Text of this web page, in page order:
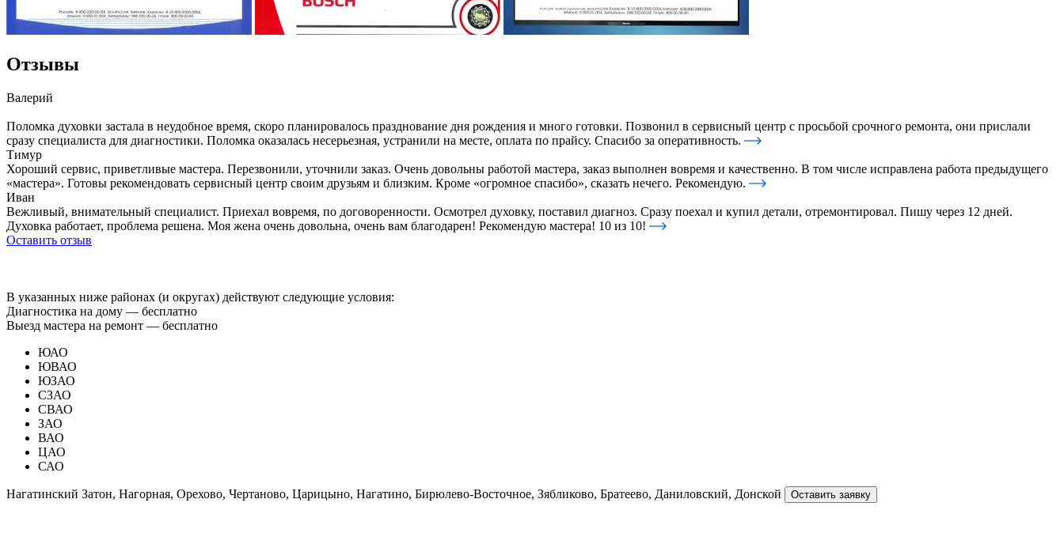
Отзывы
Валерий
Поломка духовки застала в неудобное время, скоро планировалось празднование дня рождения и много готовки. Позвонил в сервисный центр с просьбой срочного ремонта, они прислали
сразу специалиста для диагностики. Поломка оказалась несерьезная, устранили на месте, оплата по прайсу. Спасибо за оперативность.
Тимур
Хороший сервис, приветливые мастера. Перезвонили, уточнили заказ. Очень довольны работой мастера, заказ выполнен вовремя и качественно. В том числе исправлена работа предыдущего
«мастера». Готовы рекомендовать сервисный центр своим друзьям и близким. Кроме «огромное спасибо», сказать нечего. Рекомендую.
Иван
Вежливый, внимательный специалист. Приехал вовремя, по договоренности. Осмотрел духовку, поставил диагноз. Сразу поехал и купил детали, отремонтировал. Пишу через 12 дней.
Духовка работает, проблема решена. Моя жена очень довольна, очень вам благодарен! Рекомендую мастера! 10 из 10!
Оставить отзыв
В указанных ниже районах (и округах) действуют следующие условия:
Диагностика на дому — бесплатно
Выезд мастера на ремонт — бесплатно
ЮАО
ЮВАО
ЮЗАО
СЗАО
СВАО
ЗАО
ВАО
ЦАО
САО
Нагатинский Затон, Нагорная, Орехово, Чертаново, Царицыно, Нагатино, Бирюлево-Восточное, Зябликово, Братеево, Даниловский, Донской Оставить заявку